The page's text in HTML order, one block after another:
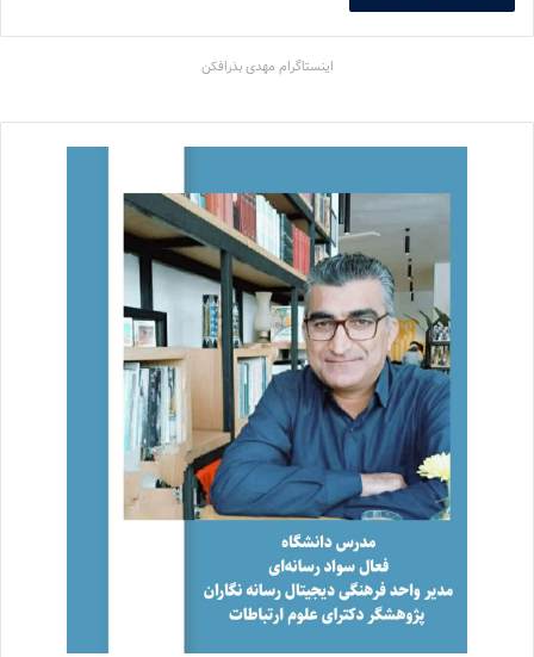
اینستاگرام مهدی بذرافکن